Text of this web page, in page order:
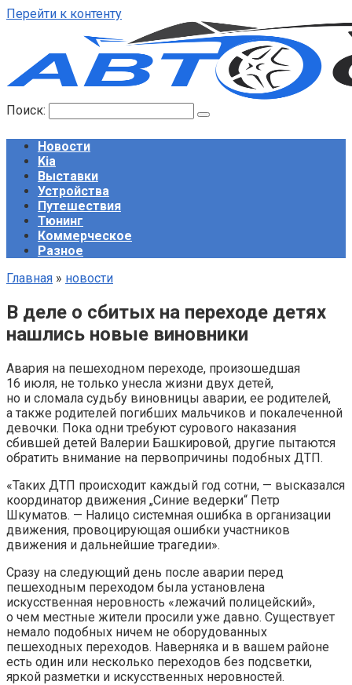
Перейти к контенту
Поиск:
Новости
Kia
Выставки
Устройства
Путешествия
Тюнинг
Коммерческое
Разное
Главная » новости
В деле о сбитых на переходе детях
нашлись новые виновники
Авария на пешеходном переходе, произошедшая
16 июля, не только унесла жизни двух детей,
но и сломала судьбу виновницы аварии, ее родителей,
а также родителей погибших мальчиков и покалеченной
девочки. Пока одни требуют сурового наказания
сбившей детей Валерии Башкировой, другие пытаются
обратить внимание на первопричины подобных ДТП.
«Таких ДТП происходит каждый год сотни, — высказался
координатор движения „Синие ведерки“ Петр
Шкуматов. — Налицо системная ошибка в организации
движения, провоцирующая ошибки участников
движения и дальнейшие трагедии».
Сразу на следующий день после аварии перед
пешеходным переходом была установлена
искусственная неровность «лежачий полицейский»,
о чем местные жители просили уже давно. Существует
немало подобных ничем не оборудованных
пешеходных переходов. Наверняка и в вашем районе
есть один или несколько переходов без подсветки,
яркой разметки и искусственных неровностей.